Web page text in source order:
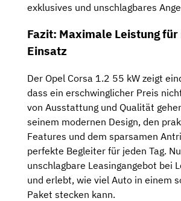
exklusives und unschlagbares
Fazit: Maximale Leistung
Einsatz
Der Opel Corsa 1.2 55 kW zeigt
dass ein erschwinglicher Preis
von Ausstattung und Qualität
seinem modernen Design, den
Features und dem sparsamen
perfekte Begleiter für jeden Tag.
unschlagbare Leasingangebot bei
und erlebt, wie viel Auto in einem
Paket stecken kann.